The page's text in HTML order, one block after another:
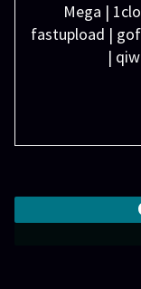
Mega |
fastupload |
|